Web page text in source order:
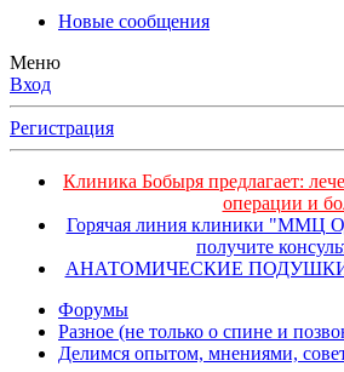
Новые сообщения
Меню
Вход
Регистрация
Клиника Бобыря предлагает:
операции и
Горячая линия клиники "ММЦ
получите
АНАТОМИЧЕСКИЕ
Форумы
Разное (не только о спине и
Делимся опытом, мнениями,